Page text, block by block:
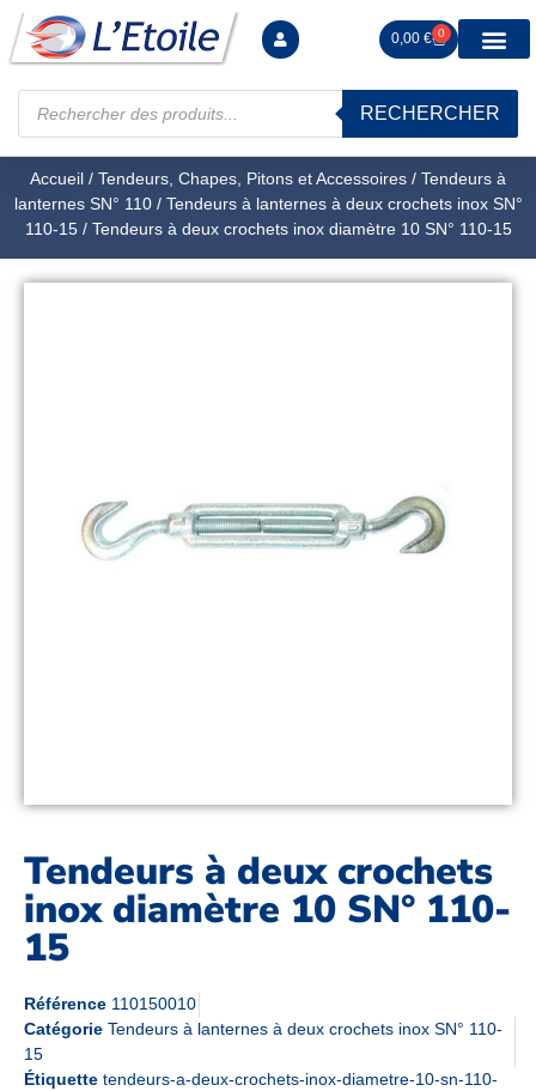
0,00 € 0
RECHERCHER
Accueil / Tendeurs, Chapes, Pitons et Accessoires / Tendeurs à
lanternes SN° 110/ Tendeurs à lanternes à deux crochets inox SN°
110-15/ Tendeurs à deux crochets inox diamètre 10 SN° 110-15
Tendeurs à deux crochets
inox diamètre 10 SN° 110-
15
Référence 110150010
Catégorie Tendeurs à lanternes à deux crochets inox SN° 110-
15
Étiquette tendeurs-a-deux-crochets-inox-diametre-10-sn-110-